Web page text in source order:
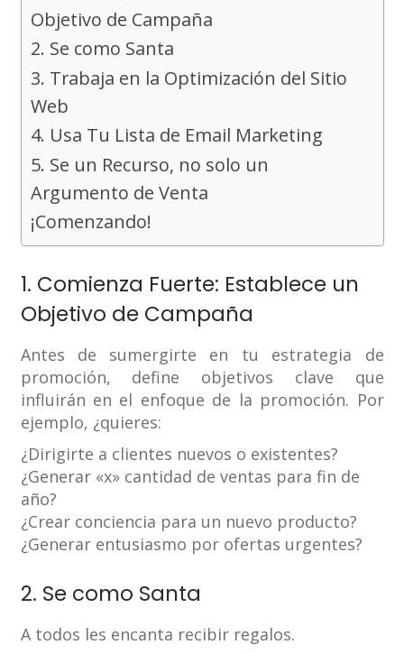
Objetivo de Campaña
2. Se como Santa
3. Trabaja en la Optimización del Sitio
Web
4. Usa Tu Lista de Email Marketing
5. Se un Recurso, no solo un
Argumento de Venta
¡Comenzando!
1. Comienza Fuerte: Establece un
Objetivo de Campaña
Antes de sumergirte en tu estrategia de
promoción, define objetivos clave que
influirán en el enfoque de la promoción. Por
ejemplo, ¿quieres:
¿Dirigirte a clientes nuevos o existentes?
¿Generar «x» cantidad de ventas para fin de
año?
¿Crear conciencia para un nuevo producto?
¿Generar entusiasmo por ofertas urgentes?
2. Se como Santa
A todos les encanta recibir regalos.